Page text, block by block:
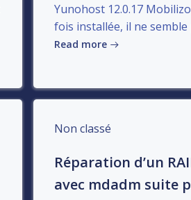
Yunohost 12.0.17
fois installée, il ne
Read more
Non classé
Réparation d’un
avec mdadm suite